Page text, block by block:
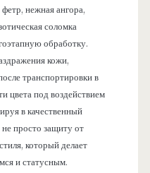
нежная ангора,
соломка
обработку.
кожи,
транспортировки в
цвета под воздействием
в качественный
просто защиту от
который делает
и статусным.